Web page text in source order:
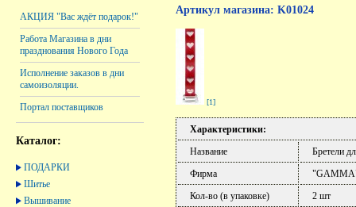
АКЦИЯ "Вас ждёт подарок!"
Работа Магазина в дни
празднования Нового Года
Исполнение заказов в дни
самоизоляции.
Портал поставщиков
Каталог:
ПОДАРКИ
Шитье
Вышивание
Артикул магазина: K01024
[1]
Характеристики:
Название
Бретели
Фирма
Кол-во (в упаковке)
2 шт